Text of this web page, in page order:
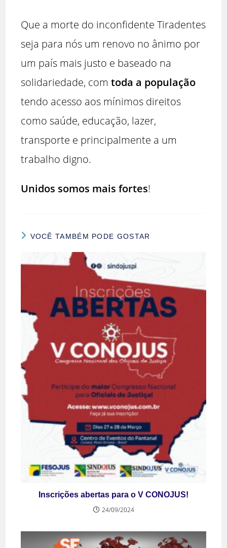
Que a morte do inconfidente Tiradentes
seja para nós um renovo no ânimo por
um país mais justo e baseado na
solidariedade, comtoda a população
tendo acesso aos mínimos direitos
como saúde, educação, lazer,
transporte e principalmente a um
trabalho digno.
Unidos somos mais fortes!
VOCÊ TAMBÉM PODE GOSTAR
Inscrições abertas para o V CONOJUS!
24/09/2024